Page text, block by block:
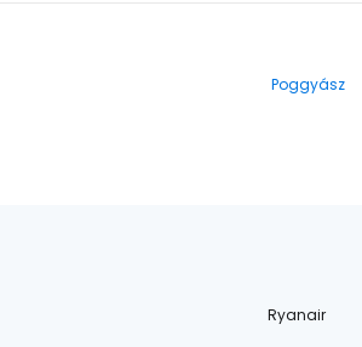
Poggyász
Ryanair